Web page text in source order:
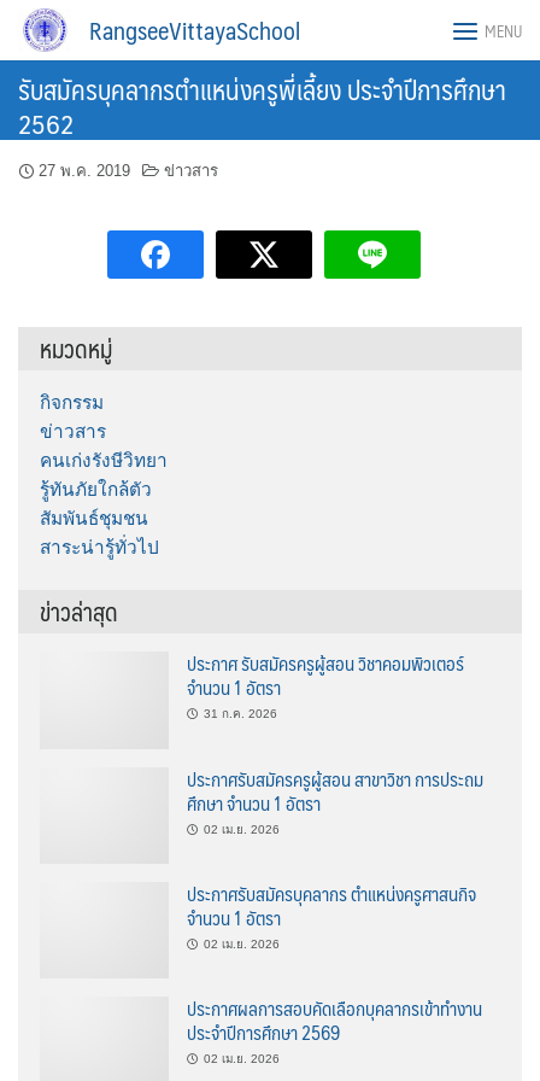
Skip
content
RangseeVittayaSchool MENU
รับสมัครบุคลากรตำแหน่งครูพี่เลี้ยง ประจำปีการศึกษา
2562
27 พ.ค. 2019 ข่าวสาร
หมวดหมู่
กิจกรรม
ข่าวสาร
คนเก่งรังษีวิทยา
รู้ทันภัยใกล้ตัว
สัมพันธ์ชุมชน
สาระน่ารู้ทั่วไป
ข่าวล่าสุด
ประกาศ รับสมัครครูผู้สอน วิชาคอมพิวเตอร์
จำนวน 1 อัตรา
31 ก.ค. 2026
ประกาศรับสมัครครูผู้สอน สาขาวิชา การประถม
ศึกษา จำนวน 1 อัตรา
02 เม.ย. 2026
ประกาศรับสมัครบุคลากร ตำแหน่งครูศาสนกิจ
จำนวน 1 อัตรา
02 เม.ย. 2026
ประกาศผลการสอบคัดเลือกบุคลากรเข้าทำงาน
ประจำปีการศึกษา 2569
02 เม.ย. 2026